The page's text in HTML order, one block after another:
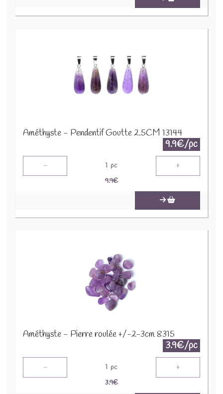
Améthyste - Pendentif Goutte 2.5CM 13144
9.9€/pc
- 1 pc +
9.9€
Améthyste - Pierre roulée +/-2-3cm 8315
3.9€/pc
- 1 pc +
3.9€